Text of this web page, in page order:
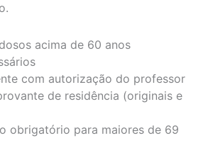
acima de 60 anos
com autorização do professor
de residência (originais e
obrigatório para maiores de 69